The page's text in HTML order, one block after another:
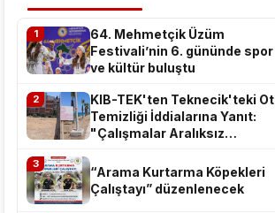
1
64. Mehmetçik Üzüm
Festivali’nin 6. gününde spor
ve kültür buluştu
2
KIB-TEK'ten Teknecik'teki Ot
Temizliği İddialarına Yanıt:
"Çalışmalar Aralıksız
3
“Arama Kurtarma Köpekleri
Çalıştayı” düzenlenecek